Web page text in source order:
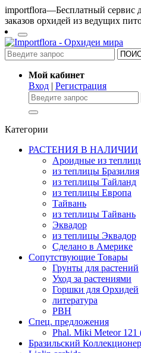
importflora—Бесплатный сервис
заказов орхидей из ведущих
Мой кабинет
Вход | Регистрация
Категории
РАСТЕНИЯ В НАЛИЧИИ
Ароидные из
из теплицы Бразилия
из теплицы Тайланд
из теплицы Европа
Тайвань
из теплицы Тайвань
Эквадор
из теплицы Эквадор
Сделано в Америке
Сопутствующие Товары
Грунты для растений
Уход за растениями
Горшки для Орхидей
литература
РВН
Спец. предложения
Phal. Miki Meteor 121
Бразильский Коллекционер